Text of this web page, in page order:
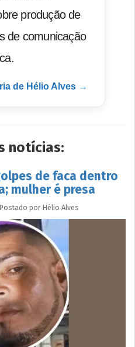
produção de
de comunicação
de Hélio Alves →
notícias:
de faca dentro
mulher é presa
Postado por Hélio Alves